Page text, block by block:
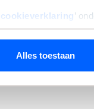
cookieverklaring’
Alles toestaan